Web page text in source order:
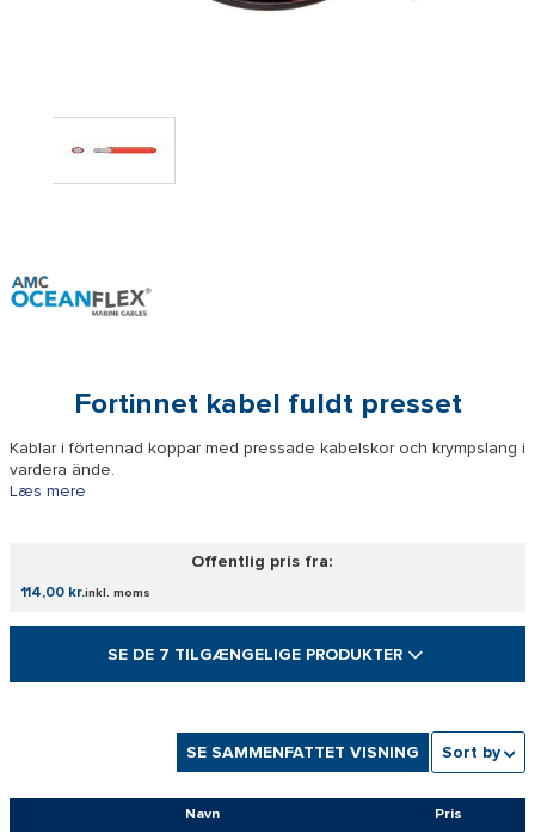
Fortinnet kabel fuldt presset
Kablar i förtennad koppar med pressade kabelskor och krympslang i
vardera ände.
Læs mere
Offentlig pris fra:
114,00 kr.inkl. moms
SE DE 7 TILGÆNGELIGE PRODUKTER
SE SAMMENFATTET VISNING Sort by
Navn Pris